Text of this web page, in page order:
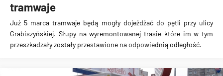
tramwaje
Już 5 marca tramwaje będą mogły dojeżdżać do pętli przy ulicy
Grabiszyńskiej. Słupy na wyremontowanej trasie które im w tym
przeszkadzały zostały przestawione na odpowiednią odległość.